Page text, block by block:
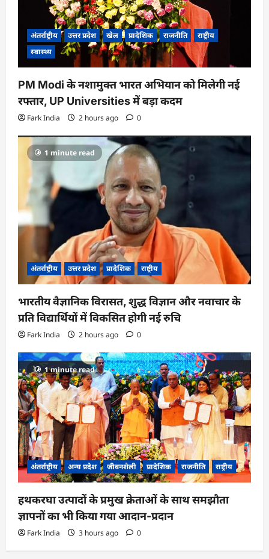
अंतर्राष्ट्रीय उत्तर प्रदेश खेल प्रादेशिक राजनीति
राष्ट्रीय
स्वास्थ्य
PM Modi के नशामुक्त भारत अभियान को मिलेगी नई
रफ्तार, UP Universities में बड़ा कदम
Fark India 2 hours ago 0
1 minute read
अंतर्राष्ट्रीय उत्तर प्रदेश प्रादेशिक राष्ट्रीय
भारतीय वैज्ञानिक विरासत, शुद्ध विज्ञान और नवाचार के
प्रति विद्यार्थियों में विकसित होगी नई रुचि
Fark India 2 hours ago 0
1 minute read
अंतर्राष्ट्रीय अन्य प्रदेश जीवनशैली प्रादेशिक राजनीति राष्ट्रीय
हथकरघा उत्पादों के प्रमुख क्रेताओं के साथ समझौता
ज्ञापनों का भी किया गया आदान-प्रदान
Fark India 3 hours ago 0